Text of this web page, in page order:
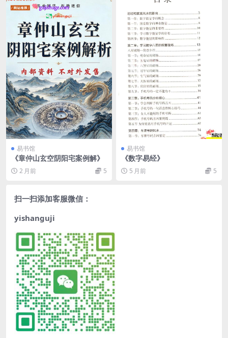
易书馆
《​章仲山玄空阴阳宅案例解》
2 月前 5
易书馆
《数字易经》
5 月前 5
扫一扫添加客服微信：
yishanguji